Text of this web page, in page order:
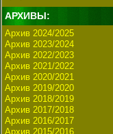
АРХИВЫ:
Архив 2024/2025
Архив 2023/2024
Архив 2022/2023
Архив 2021/2022
Архив 2020/2021
Архив 2019/2020
Архив 2018/2019
Архив 2017/2018
Архив 2016/2017
Архив 2015/2016